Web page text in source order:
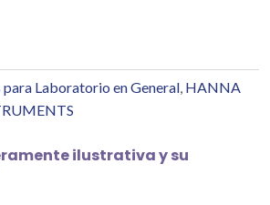
Laboratorio en General, HANNA
ilustrativa y su